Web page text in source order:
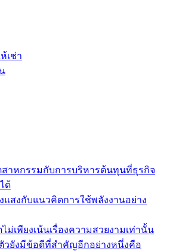
เช่า
สาหกรรมกับการบริหารต้นทุนที่ธุรกิจ
ด้
แสงกับแนวคิดการใช้พลังงานอย่าง
ม่เพียงเน้นเรื่องความสวยงามเท่านั้น
วยังมีข้อดีที่สำคัญอีกอย่างหนึ่งคือ